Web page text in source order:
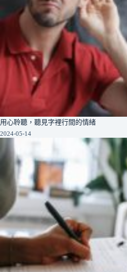
用心聆聽，聽見字裡行間的情緒
2024-05-14